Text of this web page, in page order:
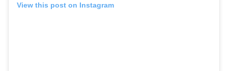
View this post on Instagram